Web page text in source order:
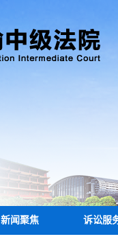
新闻聚焦 诉讼服